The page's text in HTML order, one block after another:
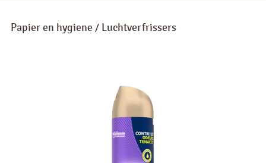
Papier en hygiene / Luchtverfrissers